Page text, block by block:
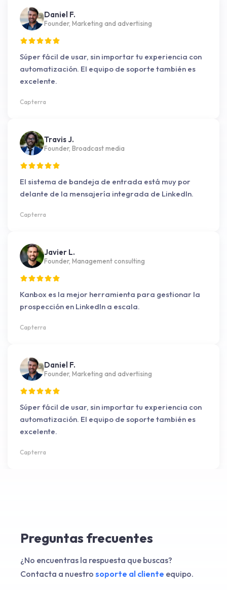
Daniel F.
Founder, Marketing and advertising
Súper fácil de usar, sin importar tu experiencia con
automatización. El equipo de soporte también es
excelente.
Capterra
Travis J.
Founder, Broadcast media
El sistema de bandeja de entrada está muy por
delante de la mensajería integrada de LinkedIn.
Capterra
Javier L.
Founder, Management consulting
Kanbox es la mejor herramienta para gestionar la
prospección en LinkedIn a escala.
Capterra
Daniel F.
Founder, Marketing and advertising
Súper fácil de usar, sin importar tu experiencia con
automatización. El equipo de soporte también es
excelente.
Capterra
Preguntas frecuentes
¿No encuentras la respuesta que buscas?
Contacta a nuestro soporte al cliente equipo.